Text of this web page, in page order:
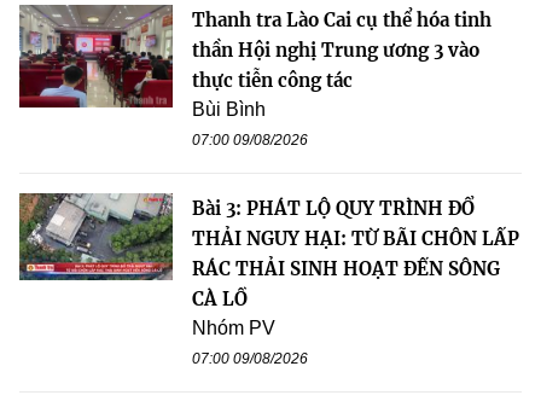
Thanh tra Lào Cai cụ thể hóa tinh
thần Hội nghị Trung ương 3 vào
thực tiễn công tác
Bùi Bình
07:00 09/08/2026
Bài 3: PHÁT LỘ QUY TRÌNH ĐỔ
THẢI NGUY HẠI: TỪ BÃI CHÔN LẤP
RÁC THẢI SINH HOẠT ĐẾN SÔNG
CÀ LỒ
Nhóm PV
07:00 09/08/2026